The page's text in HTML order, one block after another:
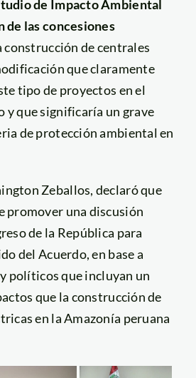
de Impacto Ambiental
de las concesiones
construcción de centrales
que claramente
tipo de proyectos en el
y que significaría un grave
de protección ambiental en
Zeballos, declaró que
promover una discusión
de la República para
del Acuerdo, en base a
políticos que incluyan un
que la construcción de
en la Amazonía peruana